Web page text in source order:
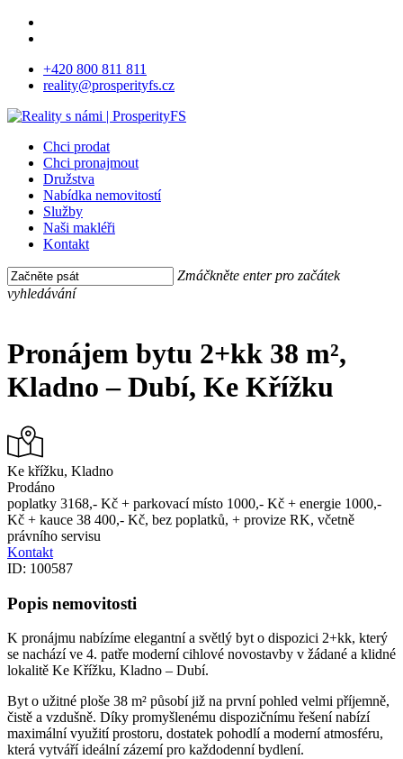
Skip
content+420 800 811 811
reality@prosperityfs.cz
Menu
Chci prodat
Chci pronajmout
Družstva
Nabídka nemovitostí
Služby
Naši makléři
Kontakt
Zmáčkněte enter pro začátek
vyhledávání
Pronájem bytu 2+kk 38 m²,
Kladno – Dubí, Ke Křížku
Ke křížku, Kladno
Prodáno
poplatky 3168,- Kč + parkovací místo 1000,- Kč + energie 1000,-
Kč + kauce 38 400,- Kč, bez poplatků, + provize RK, včetně
právního servisu
Kontakt
ID: 100587
Popis nemovitosti
K pronájmu nabízíme elegantní a světlý byt o dispozici 2+kk, který
se nachází ve 4. patře moderní cihlové novostavby v žádané a klidné
lokalitě Ke Křížku, Kladno – Dubí.
Byt o užitné ploše 38 m² působí již na první pohled velmi příjemně,
čistě a vzdušně. Díky promyšlenému dispozičnímu řešení nabízí
maximální využití prostoru, dostatek pohodlí a moderní atmosféru,
která vytváří ideální zázemí pro každodenní bydlení.